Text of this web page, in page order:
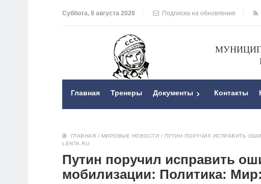
Суббота, 8 августа 2026 Подписка на обновления
Главная Тренеры Документы Контакты
ГЛАВНАЯ / МИРОВЫЕ НОВОСТИ / ПУТИН ПОРУЧИЛ ИСПРАВИТЬ
LENTA.RU
Путин поручил исправить
мобилизации: Политика: